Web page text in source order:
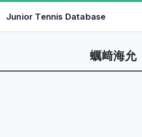
Junior Tennis Database
蠣﨑海允